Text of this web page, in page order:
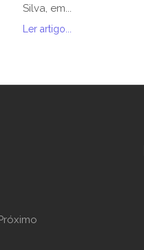
Silva, em...
Ler artigo...